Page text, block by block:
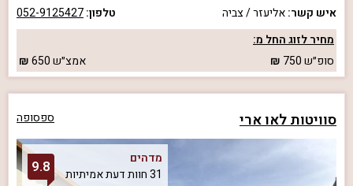
איש קשר:אליעזר / צביה טלפון:052-9125427
מחיר לזוג החל מ:
סופ״ש750 אמצ״ש650
סוויטות לאו ארי ספסופה
מדהים
31 חוות דעת אמיתיות
9.8